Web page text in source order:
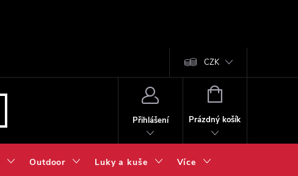
CZK
Přihlášení
NÁKUPNÍ
Prázdný košík
Outdoor Luky a kuše Více